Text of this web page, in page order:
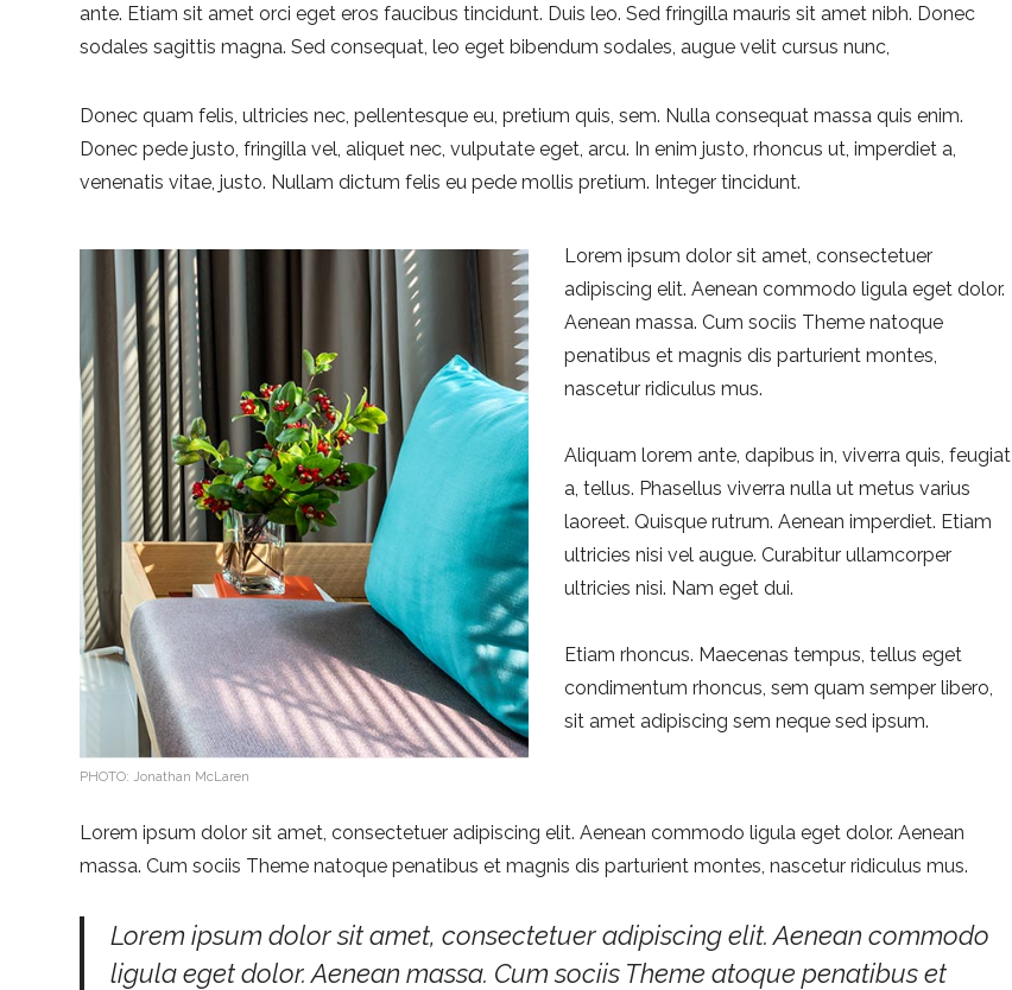
ante. Etiam sit amet orci eget eros faucibus tincidunt. Duis leo. Sed fringilla mauris sit amet nibh. Donec
sodales sagittis magna. Sed consequat, leo eget bibendum sodales, augue velit cursus nunc,
Donec quam felis, ultricies nec, pellentesque eu, pretium quis, sem. Nulla consequat massa quis enim.
Donec pede justo, fringilla vel, aliquet nec, vulputate eget, arcu. In enim justo, rhoncus ut, imperdiet a,
venenatis vitae, justo. Nullam dictum felis eu pede mollis pretium. Integer tincidunt.
PHOTO: Jonathan McLaren
Lorem ipsum dolor sit amet, consectetuer
adipiscing elit. Aenean commodo ligula eget dolor.
Aenean massa. Cum sociis Theme natoque
penatibus et magnis dis parturient montes,
nascetur ridiculus mus.
Aliquam lorem ante, dapibus in, viverra quis, feugiat
a, tellus. Phasellus viverra nulla ut metus varius
laoreet. Quisque rutrum. Aenean imperdiet. Etiam
ultricies nisi vel augue. Curabitur ullamcorper
ultricies nisi. Nam eget dui.
Etiam rhoncus. Maecenas tempus, tellus eget
condimentum rhoncus, sem quam semper libero,
sit amet adipiscing sem neque sed ipsum.
Lorem ipsum dolor sit amet, consectetuer adipiscing elit. Aenean commodo ligula eget dolor. Aenean
massa. Cum sociis Theme natoque penatibus et magnis dis parturient montes, nascetur ridiculus mus.
Lorem ipsum dolor sit amet, consectetuer adipiscing elit. Aenean commodo
ligula eget dolor. Aenean massa. Cum sociis Theme atoque penatibus et